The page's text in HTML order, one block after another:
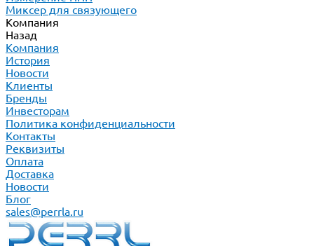
Миксер для связующего
Компания
Назад
Компания
История
Новости
Клиенты
Бренды
Инвесторам
Политика конфиденциальности
Контакты
Реквизиты
Оплата
Доставка
Новости
Блог
sales@perrla.ru